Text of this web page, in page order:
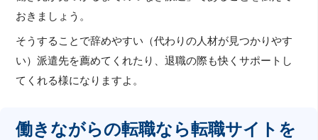
おきましょう。
そうすることで辞めやすい（代わりの人材が見つかりやす
い）派遣先を薦めてくれたり、退職の際も快くサポートし
てくれる様になりますよ。
働きながらの転職なら転職サイトを